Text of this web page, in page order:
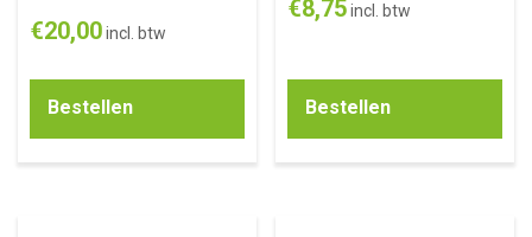
€20,00incl. btw
Bestellen
€8,75 incl. btw
Bestellen